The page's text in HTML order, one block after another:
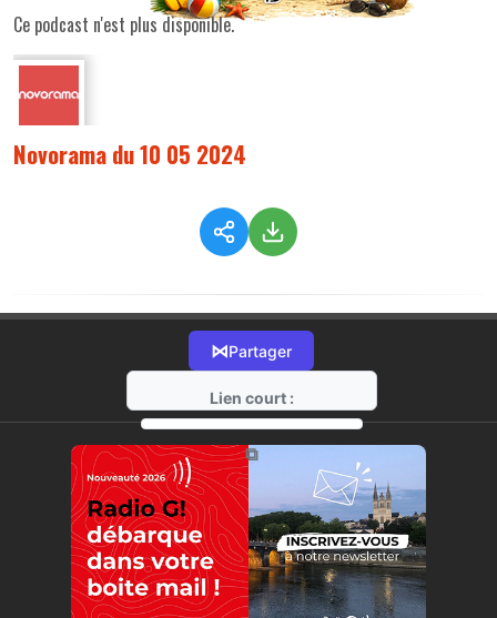
Ce podcast n'est plus disponible.
Novorama du 10 05 2024
⋈Partager
Lien court :
https://radio-g.fr?14656
⧉